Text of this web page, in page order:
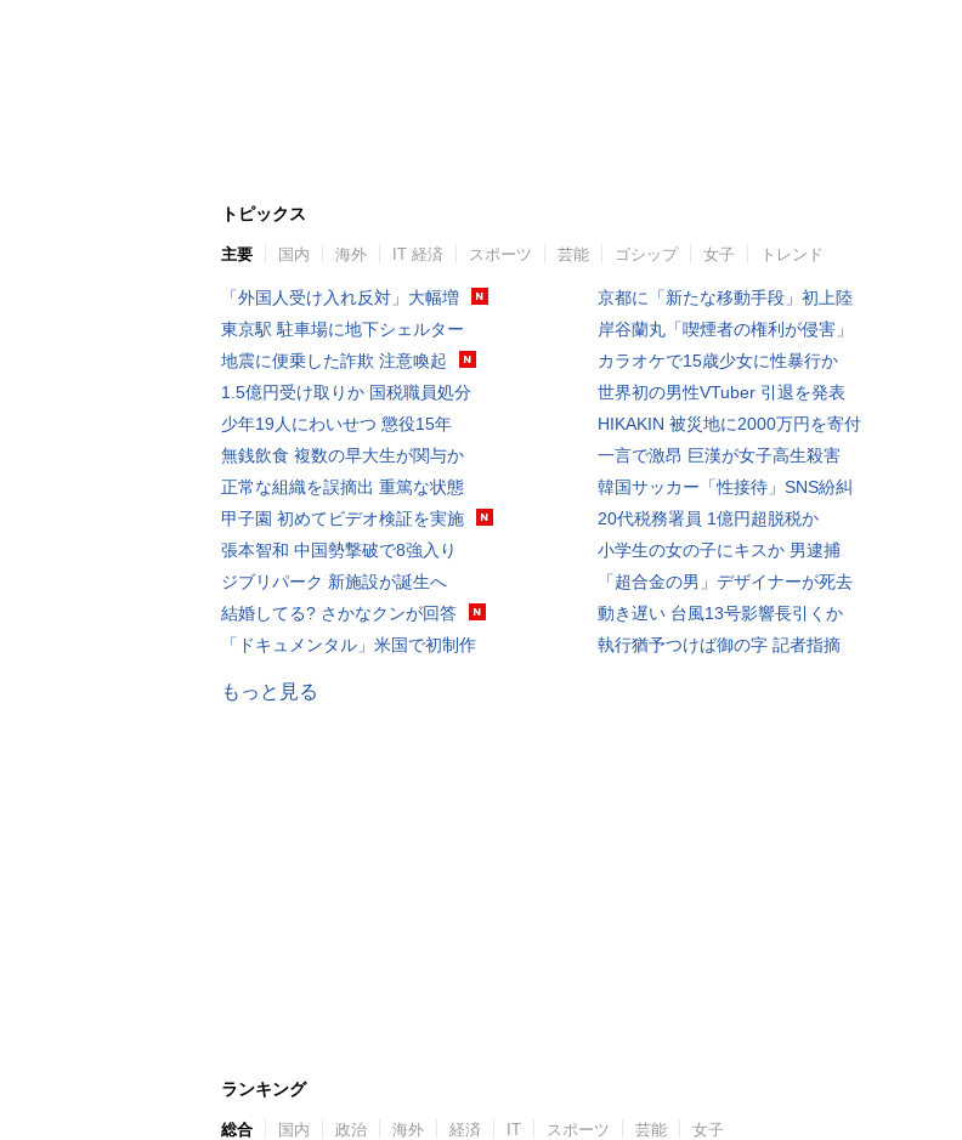
トピックス
主要 国内 海外 IT 経済 スポーツ 芸能 ゴシップ 女子 トレンド
「外国人受け入れ反対」大幅増
東京駅 駐車場に地下シェルター
地震に便乗した詐欺 注意喚起
1.5億円受け取りか 国税職員処分
少年19人にわいせつ 懲役15年
無銭飲食 複数の早大生が関与か
正常な組織を誤摘出 重篤な状態
甲子園 初めてビデオ検証を実施
張本智和 中国勢撃破で8強入り
ジブリパーク 新施設が誕生へ
結婚してる? さかなクンが回答
「ドキュメンタル」米国で初制作
京都に「新たな移動手段」初上陸
岸谷蘭丸「喫煙者の権利が侵害」
カラオケで15歳少女に性暴行か
世界初の男性VTuber 引退を発表
HIKAKIN 被災地に2000万円を寄付
一言で激昂 巨漢が女子高生殺害
韓国サッカー「性接待」SNS紛糾
20代税務署員 1億円超脱税か
小学生の女の子にキスか 男逮捕
「超合金の男」デザイナーが死去
動き遅い 台風13号影響長引くか
執行猶予つけば御の字 記者指摘
もっと見る
ランキング
総合 国内 政治 海外 経済 IT スポーツ 芸能 女子